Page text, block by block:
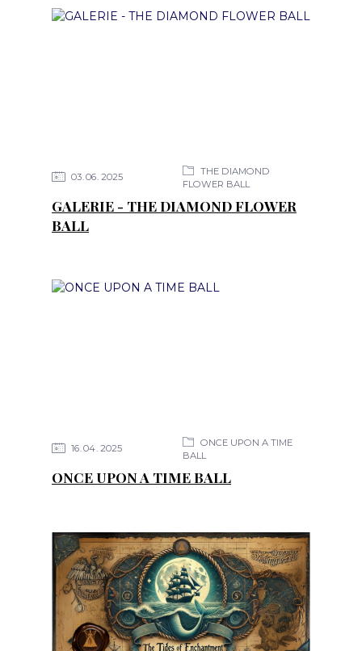
03 06 2025
THE DIAMOND
FLOWER BALL
GALERIE - THE DIAMOND FLOWER
BALL
16 04 2025
ONCE UPON A TIME
BALL
ONCE UPON A TIME BALL